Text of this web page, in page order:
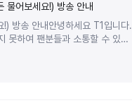
어보세요!) 방송 안내
방송 안내안녕하세요 T1입니다.
못하여 팬분들과 소통할 수 있는